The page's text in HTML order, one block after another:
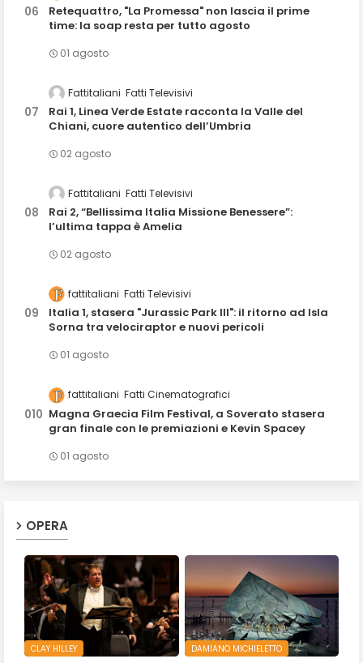
Retequattro, "La Promessa" non lascia il prime
time: la soap resta per tutto agosto
01 agosto
Fattitaliani Fatti Televisivi
Rai 1, Linea Verde Estate racconta la Valle del
Chiani, cuore autentico dell’Umbria
02 agosto
Fattitaliani Fatti Televisivi
Rai 2, “Bellissima Italia Missione Benessere”:
l’ultima tappa è Amelia
02 agosto
fattitaliani Fatti Televisivi
Italia 1, stasera "Jurassic Park III": il ritorno ad Isla
Sorna tra velociraptor e nuovi pericoli
01 agosto
fattitaliani Fatti Cinematografici
Magna Graecia Film Festival, a Soverato stasera
gran finale con le premiazioni e Kevin Spacey
01 agosto
OPERA
CLAY HILLEY DAMIANO MICHIELETTO